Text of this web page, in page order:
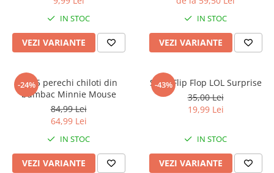
IN STOC
VEZI VARIANTE
IN STOC
VEZI VARIANTE
-24%
Set 5 perechi chiloti din
bumbac Minnie Mouse
84,99 Lei
64,99 Lei
IN STOC
VEZI VARIANTE
-43%
Slapi Flip Flop LOL Surprise
35,00 Lei
19,99 Lei
IN STOC
VEZI VARIANTE